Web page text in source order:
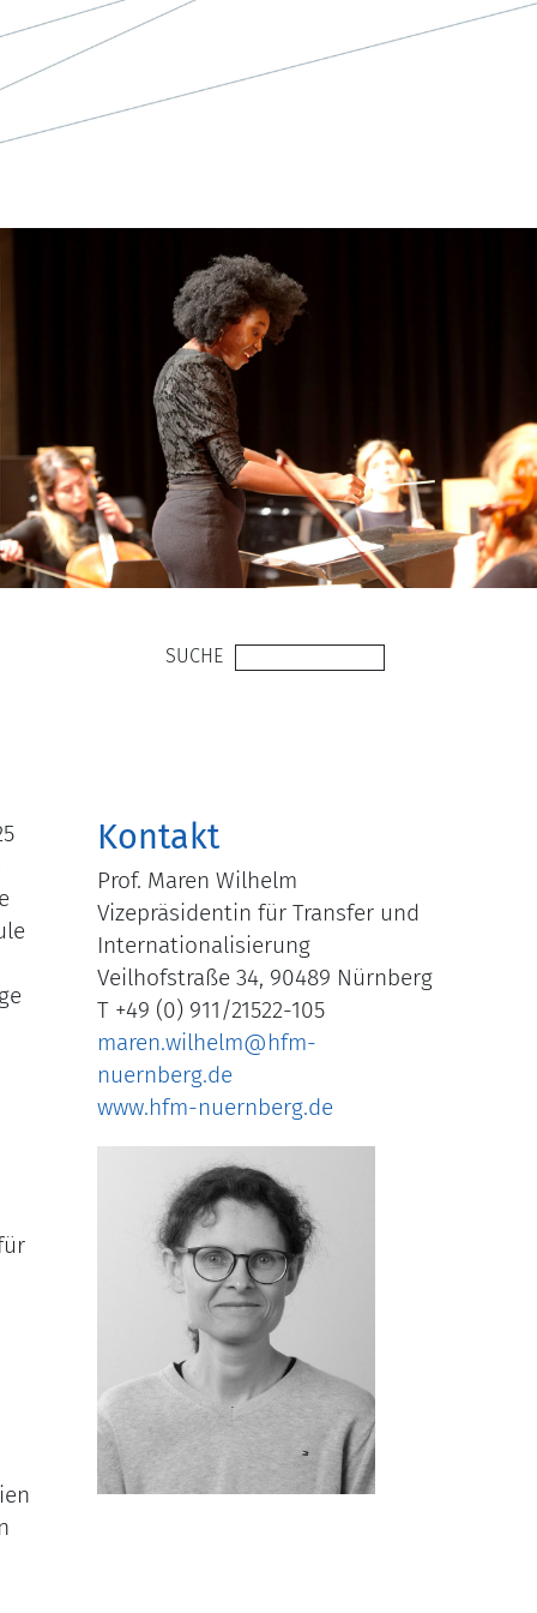
SUCHE
Kontakt
Prof. Maren Wilhelm
Vizepräsidentin für Transfer und
Internationalisierung
Veilhofstraße 34, 90489 Nürnberg
T +49 (0) 911/21522-105
maren.wilhelm@hfm-
nuernberg.de
www.hfm-nuernberg.de